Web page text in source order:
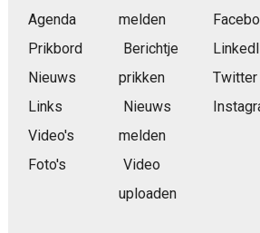
Agenda
Prikbord
Nieuws
Links
Video's
Foto's
melden
Berichtje
prikken
Nieuws
melden
Video
uploaden
Twitter